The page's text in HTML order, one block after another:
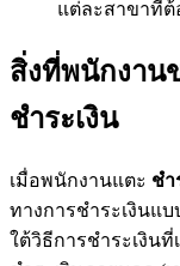
แต่ละสาขาที่ต้
สิ่งที่พนักงาน
ชำระเงิน
เมื่อพนักงานแตะ ชำ
ทางการชำระเงินแ
ใต้วิธีการชำระเงินที่